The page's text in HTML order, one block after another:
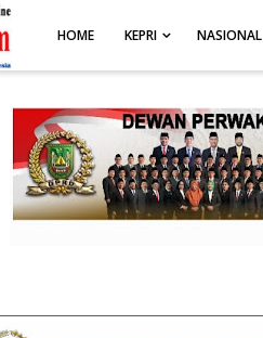
width: 100%; height: auto; }
HOME KEPRI NASIONAL